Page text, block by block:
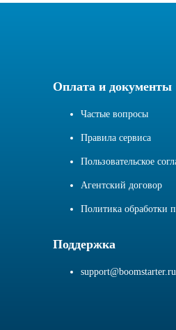
Оплата и документы
Частые вопросы
Правила сервиса
Пользовательское
Агентский договор
Политика обработки
Поддержка
support@boomstarter.ru